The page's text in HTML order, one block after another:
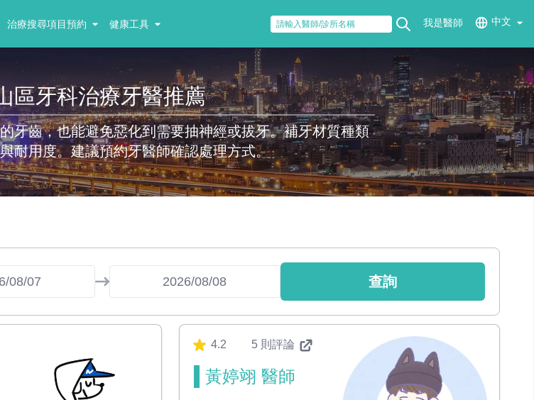
治療搜尋項目預約 健康工具 我是醫師 中文
區牙科治療牙醫推薦
牙齒，也能避免惡化到需要抽神經或拔牙。補牙材質種類
耐用度。建議預約牙醫師確認處理方式。
查詢
4.2 5 則評論
黃婷翊 醫師